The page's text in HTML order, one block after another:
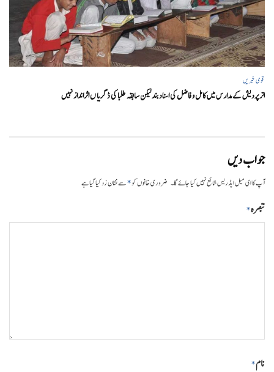
قومی خبریں
اتر پردیش کےمدارس میں کامل و فاضل کی اسناد بند لیکن سابقہ طلبا کی ڈگریا ں اثرانداز نہیں
جواب دیں
آپ کا ای میل ایڈریس شائع نہیں کیا جائے گا۔ ضروری خانوں کو*سے نشان زد کیا گیا ہے
تبصرہ*
نام*